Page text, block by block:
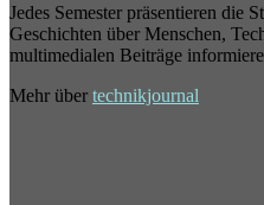
Jedes Semester präsentieren die
Geschichten über Menschen,
multimedialen Beiträge
Mehr über technikjournal